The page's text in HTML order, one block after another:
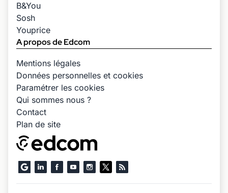
B&You
Sosh
Youprice
A propos de Edcom
Mentions légales
Données personnelles et cookies
Paramétrer les cookies
Qui sommes nous ?
Contact
Plan de site